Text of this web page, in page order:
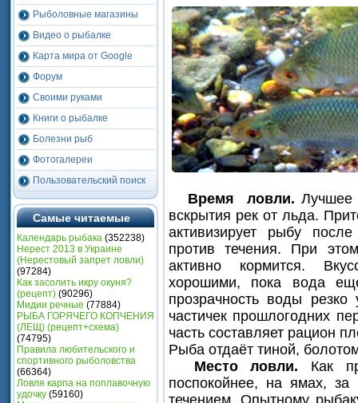
Рыболовные магазины
Видео о рыбалке
Карта мира от Google
Форум
Своими руками
Книги о рыбалке
Болезни рыб
Фотогалереи
Пользовательский поиск
Самые читаемые
Календарь рыбака (352238)
Нерест 2013 в Украине
(Heрестовый запрет ловли)
(97284)
Как засолить икру окуня?
(рецепт) (90296)
Мидии речные (77884)
РЫБА ГОРЯЧЕГО КОПЧЕНИЯ
(ЛЕЩ) (рецепт+схема)
(74795)
Правила любительского и
спортивного рыболовства
(66364)
Ловля карпа на поплавочную
удочку (59160)
Время ловли.
вскрытия рек от льда.
активизирует рыбу
против течения. При
активно кормится.
хорошими, пока вода
прозрачность воды резко
частичек прошлогодних
часть составляет рацион
Рыба отдаёт тиной,
Место ловли. Как
поспокойнее, на ямах,
течением. Опытному